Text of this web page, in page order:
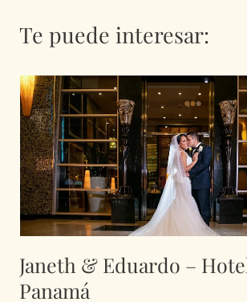
Te puede interesar:
Janeth & Eduardo –
Panamá